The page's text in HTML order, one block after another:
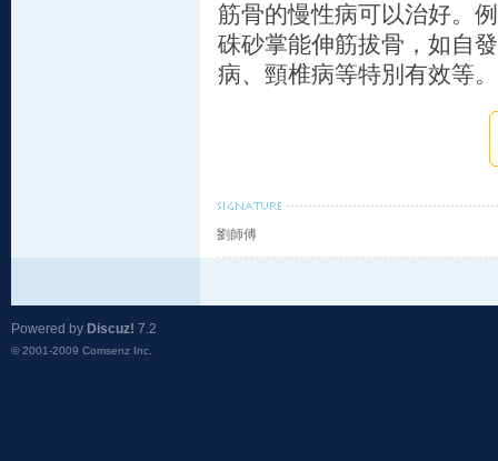
筋骨的慢性病可以治好。
硃砂掌能伸筋拔骨，如自
病、頸椎病等特別有效等
劉師傅
Powered by Discuz! 7.2
© 2001-2009 Comsenz Inc.